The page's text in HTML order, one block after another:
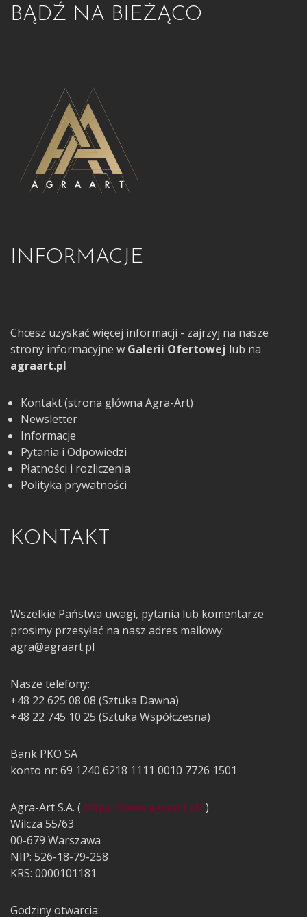
BĄDŹ NA BIEŻĄCO
INFORMACJE
Chcesz uzyskać więcej informacji - zajrzyj na nasze
strony informacyjne w Galerii Ofertowej lub na
agraart.pl
Kontakt (strona główna Agra-Art)
Newsletter
Informacje
Pytania i Odpowiedzi
Płatności i rozliczenia
Polityka prywatności
KONTAKT
Wszelkie Państwa uwagi, pytania lub komentarze
prosimy przesyłać na nasz adres mailowy:
agra@agraart.pl
Nasze telefony:
+48 22 625 08 08 (Sztuka Dawna)
+48 22 745 10 25 (Sztuka Współczesna)
Bank PKO SA
konto nr: 69 1240 6218 1111 0010 7726 1501
Agra-Art S.A. ( https://www.agraart.pl/)
Wilcza 55/63
00-679 Warszawa
NIP: 526-18-79-258
KRS: 0000101181
Godziny otwarcia: